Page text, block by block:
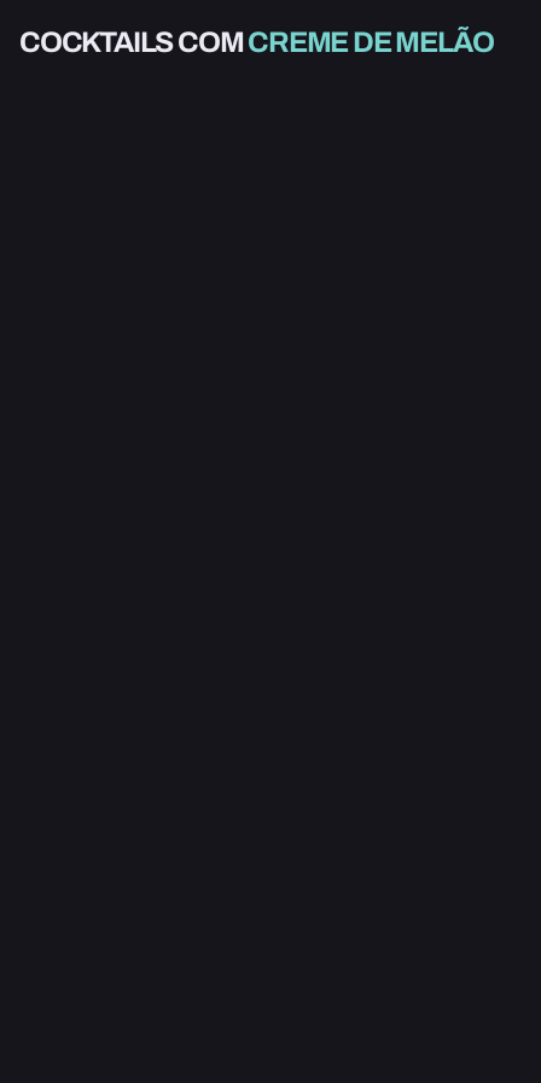
COCKTAILS COMCREME DE MELÃO
ANDALUZIA